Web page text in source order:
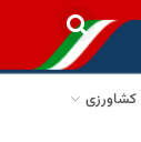
کشاورزی